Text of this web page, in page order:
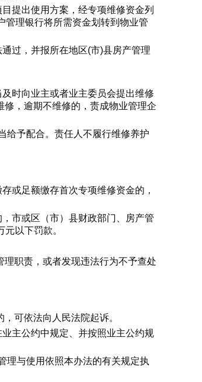
提出使用方案，经专项维修资金列
管理银行将所需资金划转到物业管
过，并报所在地区(市)县房产管理
时向业主或者业主委员会提出维修
，逾期不维修的，责成物业管理企
给予配合。责任人不履行维修养护
或足额缴存首次专项维修资金的，
市或区（市）县财政部门、房产管
以下罚款。
职责，或者发现违法行为不予查处
可依法向人民法院起诉。
主公约中规定、并按照业主公约规
理与使用依照本办法的有关规定执